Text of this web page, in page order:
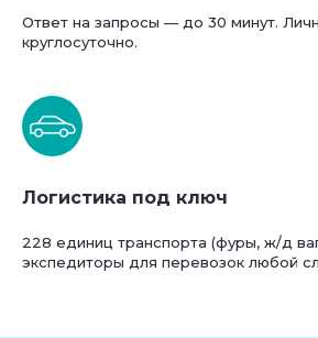
Ответ на запросы — до 30 минут.
круглосуточно.
Логистика под ключ
228 единиц транспорта (фуры, ж/д
экспедиторы для перевозок любой